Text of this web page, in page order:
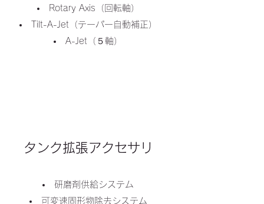
Rotary Axis（回転軸）
Tilt-A-Jet（テーパー自動補正）
A-Jet（５軸）
タンク拡張アクセサリ
研磨剤供給システム
可変速固形物除去システム